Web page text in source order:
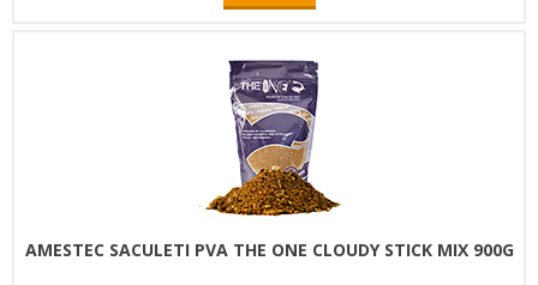
AMESTEC SACULETI PVA THE ONE CLOUDY STICK MIX 900G